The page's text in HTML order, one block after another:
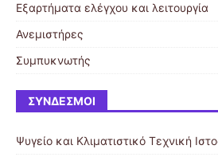
Εξαρτήματα ελέγχου και λειτουργία
Ανεμιστήρες
Συμπυκνωτής
ΣΎΝΔΕΣΜΟΙ
Ψυγείο και Κλιματιστικό Τεχνική